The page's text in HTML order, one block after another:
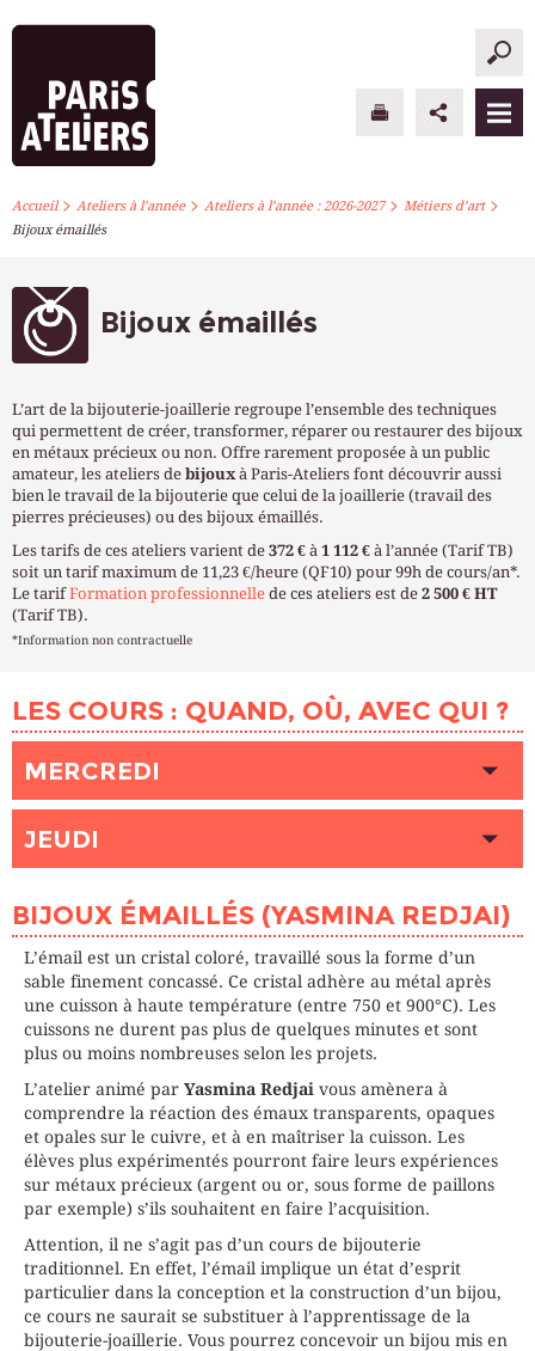
PARIS ATELIERS
ATELIERS À L’ANNÉE
INFOS PRATIQUES
S’INSCRIRE
Accueil> Ateliers à l’année> Ateliers à l’année : 2026-2027> Métiers d’art>
Bijoux émaillés
Bijoux émaillés
L’art de la bijouterie-joaillerie regroupe l’ensemble des techniques
qui permettent de créer, transformer, réparer ou restaurer des bijoux
en métaux précieux ou non. Offre rarement proposée à un public
amateur, les ateliers de bijouxà Paris-Ateliers font découvrir aussi
bien le travail de la bijouterie que celui de la joaillerie (travail des
pierres précieuses) ou des bijoux émaillés.
Les tarifs de ces ateliers varient de 372 € à 1 112 € à l’année (Tarif TB)
soit un tarif maximum de 11,23 €/heure (QF10) pour 99h de cours/an*.
Le tarifFormation professionnelle de ces ateliers est de 2 500 € HT
(Tarif TB).
*Information non contractuelle
LES COURS : QUAND, OÙ, AVEC QUI ?
MERCREDI
HEURE 19h00 - 22h00
LIEU COURONNES (Paris 20ème)
PLACES DISPONIBLES Complet
JEUDI
09h30 - 12h30
LIEU COURONNES (Paris 20ème)
INTERVENANT (E)
PLACES DISPONIBLES Complet
HEURE 13h45 - 16h45
LIEU COURONNES (Paris 20ème)
INTERVENANT (E) REDJAI Yasmina
PLACES DISPONIBLES Complet
BIJOUX ÉMAILLÉS (YASMINA REDJAI)
L’émail est un cristal coloré, travaillé sous la forme d’un
sable finement concassé. Ce cristal adhère au métal après
une cuisson à haute température (entre 750 et 900°C). Les
cuissons ne durent pas plus de quelques minutes et sont
plus ou moins nombreuses selon les projets.
L’atelier animé par Yasmina Redjai vous amènera à
comprendre la réaction des émaux transparents, opaques
et opales sur le cuivre, et à en maîtriser la cuisson. Les
élèves plus expérimentés pourront faire leurs expériences
sur métaux précieux (argent ou or, sous forme de paillons
par exemple) s’ils souhaitent en faire l’acquisition.
Attention, il ne s’agit pas d’un cours de bijouterie
traditionnel. En effet, l’émail implique un état d’esprit
particulier dans la conception et la construction d’un bijou,
ce cours ne saurait se substituer à l’apprentissage de la
bijouterie-joaillerie. Vous pourrez concevoir un bijou mis en